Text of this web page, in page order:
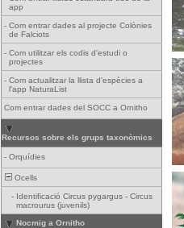
app
- Com entrar dades al projecte Colònies
de Falciots
- Com utilitzar els codis d'estudi o
projectes
- Com actualitzar la llista d'espècies a
l'app NaturaList
Com entrar dades del SOCC a Ornitho
Recursos sobre els grups taxonòmics
- Orquídies
Ocells
- Identificació Circus pygargus - Circus
macrourus (juvenils)
Nocmig a Ornitho